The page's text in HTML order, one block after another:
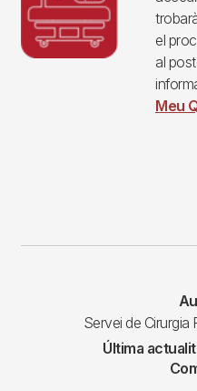
el
al
Meu
Servei de Cirurgia
Última